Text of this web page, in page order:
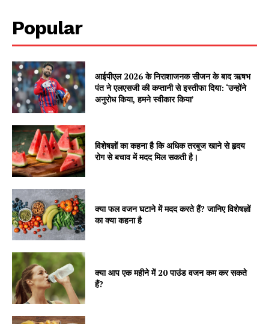
Popular
आईपीएल 2026 के निराशाजनक सीजन के बाद ऋषभ
पंत ने एलएसजी की कप्तानी से इस्तीफा दिया: ‘उन्होंने
अनुरोध किया, हमने स्वीकार किया’
विशेषज्ञों का कहना है कि अधिक तरबूज खाने से हृदय
रोग से बचाव में मदद मिल सकती है।
क्या फल वजन घटाने में मदद करते हैं? जानिए विशेषज्ञों
का क्या कहना है
क्या आप एक महीने में 20 पाउंड वजन कम कर सकते
हैं?